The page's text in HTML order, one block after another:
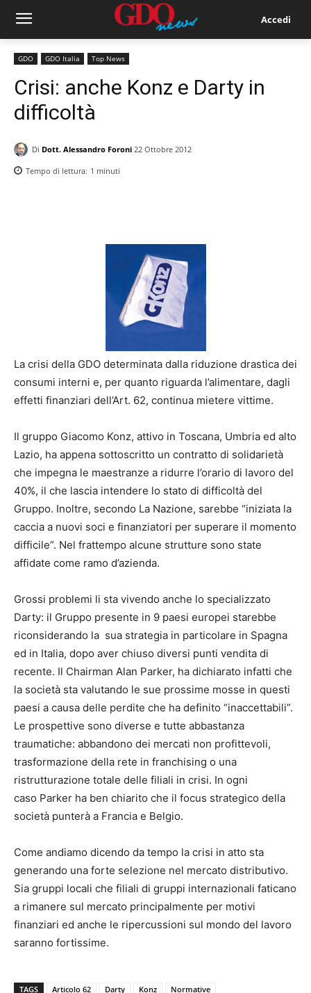
Accedi
GDO GDO Italia Top News
Crisi: anche Konz e Darty in
difficoltà
Di Dott. Alessandro Foroni 22 Ottobre 2012
Tempo di lettura: 1 minuti
La crisi della GDO determinata dalla riduzione drastica dei
consumi interni e, per quanto riguarda l’alimentare, dagli
effetti finanziari dell’Art. 62, continua mietere vittime.
Il gruppo Giacomo Konz, attivo in Toscana, Umbria ed alto
Lazio, ha appena sottoscritto un contratto di solidarietà
che impegna le maestranze a ridurre l’orario di lavoro del
40%, il che lascia intendere lo stato di difficoltà del
Gruppo. Inoltre, secondo La Nazione, sarebbe “iniziata la
caccia a nuovi soci e finanziatori per superare il momento
difficile”. Nel frattempo alcune strutture sono state
affidate come ramo d’azienda.
Grossi problemi li sta vivendo anche lo specializzato
Darty: il Gruppo presente in 9 paesi europei starebbe
riconsiderando la sua strategia in particolare in Spagna
ed in Italia, dopo aver chiuso diversi punti vendita di
recente. Il Chairman Alan Parker, ha dichiarato infatti che
la società sta valutando le sue prossime mosse in questi
paesi a causa delle perdite che ha definito “inaccettabili”.
Le prospettive sono diverse e tutte abbastanza
traumatiche: abbandono dei mercati non profittevoli,
trasformazione della rete in franchising o una
ristrutturazione totale delle filiali in crisi. In ogni
caso Parker ha ben chiarito che il focus strategico della
società punterà a Francia e Belgio.
Come andiamo dicendo da tempo la crisi in atto sta
generando una forte selezione nel mercato distributivo.
Sia gruppi locali che filiali di gruppi internazionali faticano
a rimanere sul mercato principalmente per motivi
finanziari ed anche le ripercussioni sul mondo del lavoro
saranno fortissime.
TAGS Articolo 62 Darty Konz Normative